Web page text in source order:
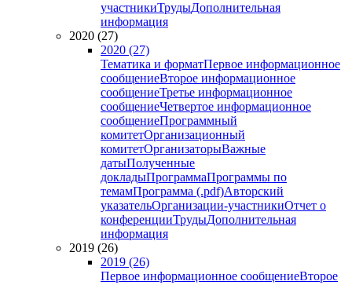
участникиТрудыДополнительная
информация
2020 (27)
2020 (27)
Тематика и форматПервое информационное
сообщениеВторое информационное
сообщениеТретье информационное
сообщениеЧетвертое информационное
сообщениеПрограммный
комитетОрганизационный
комитетОрганизаторыВажные
датыПолученные
докладыПрограммаПрограммы по
темамПрограмма (.pdf)Авторский
указательОрганизации-участникиОтчет о
конференцииТрудыДополнительная
информация
2019 (26)
2019 (26)
Первое информационное сообщениеВторое